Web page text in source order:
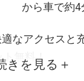
から車で約4
なアクセスと
無料！
個別空調でき
きを見る